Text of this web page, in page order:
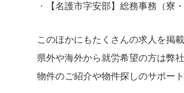
・
【名護市字安部】総務事務（寮
このほかにもたくさんの求人を掲載
県外や海外から就労希望の方は弊
物件のご紹介や物件探しのサポー